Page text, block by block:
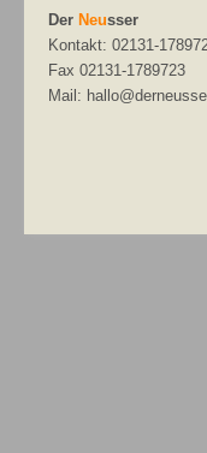
Der Neusser
Kontakt: 02131-
Fax 02131-1789723
Mail: